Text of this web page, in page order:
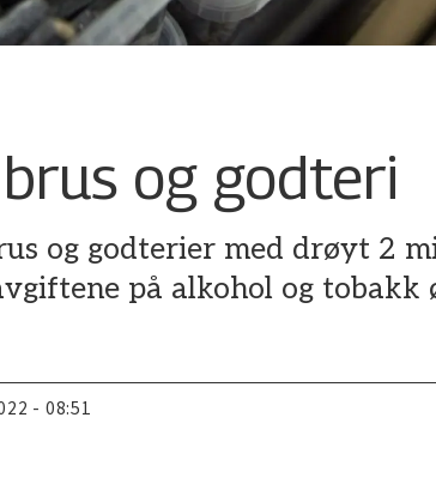
og godteri
og godterier med drøyt 2
på alkohol og tobakk
- 08:51